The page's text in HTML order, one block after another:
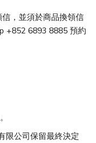
，並須於商品換領信
+852 6893 8885 預約
限公司保留最終決定